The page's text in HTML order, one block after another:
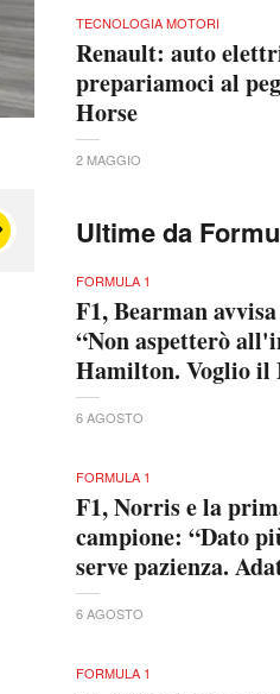
TECNOLOGIA MOTORI
Renault: auto
prepariamoci al
Horse
2 MAGGIO
Ultime da
FORMULA 1
F1, Bearman
“Non aspetterò
Hamilton. Voglio il
6 AGOSTO
FORMULA 1
F1, Norris e la
campione: “Dato
serve pazienza.
6 AGOSTO
FORMULA 1